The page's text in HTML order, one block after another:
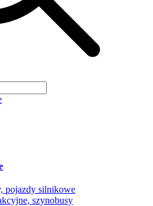
pojazdy silnikowe
szynobusy